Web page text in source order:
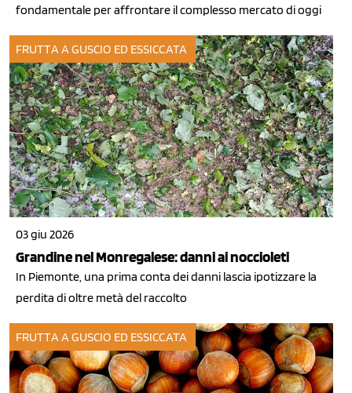
fondamentale per affrontare il complesso mercato di oggi
FRUTTA A GUSCIO ED ESSICCATA
03 giu 2026
Grandine nel Monregalese: danni ai noccioleti
In Piemonte, una prima conta dei danni lascia ipotizzare la
perdita di oltre metà del raccolto
FRUTTA A GUSCIO ED ESSICCATA